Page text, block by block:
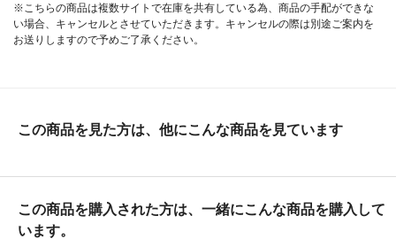
※こちらの商品は複数サイトで在庫を共有している為、商品の手配ができな
い場合、キャンセルとさせていただきます。キャンセルの際は別途ご案内を
お送りしますので予めご了承ください。
この商品を見た方は、他にこんな商品を見ています
この商品を購入された方は、一緒にこんな商品を購入して
います。